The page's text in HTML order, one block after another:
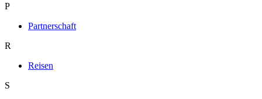
P
Partnerschaft
R
Reisen
S